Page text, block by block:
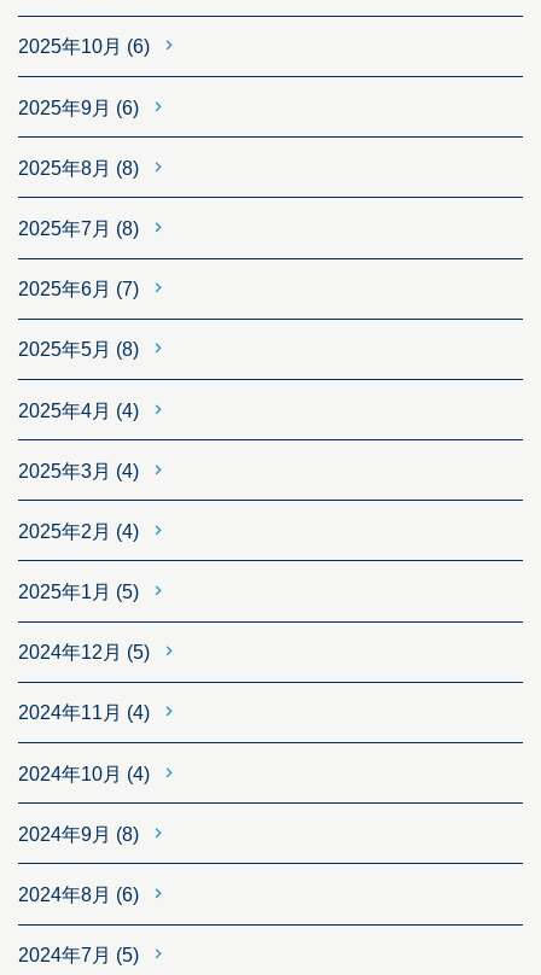
2025年10月 (6)
2025年9月 (6)
2025年8月 (8)
2025年7月 (8)
2025年6月 (7)
2025年5月 (8)
2025年4月 (4)
2025年3月 (4)
2025年2月 (4)
2025年1月 (5)
2024年12月 (5)
2024年11月 (4)
2024年10月 (4)
2024年9月 (8)
2024年8月 (6)
2024年7月 (5)